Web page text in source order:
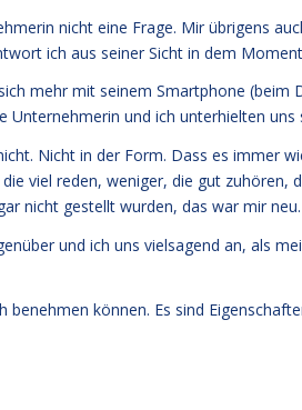
nicht eine Frage. Mir übrigens
ich aus seiner Sicht in dem
mehr mit seinem Smartphone
Unternehmerin und ich unterhielten
Nicht in der Form. Dass es immer
viel reden, weniger, die gut zuhören,
nicht gestellt wurden, das war mir
und ich uns vielsagend an, als
benehmen können. Es sind